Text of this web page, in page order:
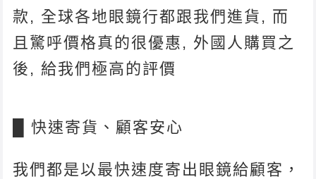
款, 全球各地眼鏡行都跟我們進貨, 而
且驚呼價格真的很優惠, 外國人購買之
後, 給我們極高的評價
█ 快速寄貨、顧客安心
我們都是以最快速度寄出眼鏡給顧客，